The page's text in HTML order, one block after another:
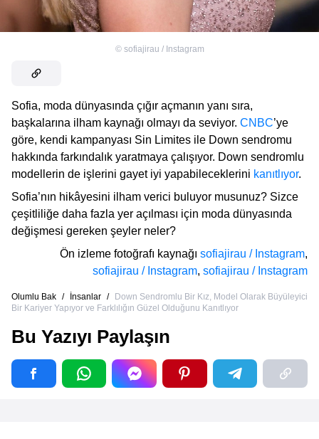
© sofiajirau / Instagram
Sofia, moda dünyasında çığır açmanın yanı sıra,
başkalarına ilham kaynağı olmayı da seviyor. CNBC’ye
göre, kendi kampanyası Sin Limites ile Down sendromu
hakkında farkındalık yaratmaya çalışıyor. Down sendromlu
modellerin de işlerini gayet iyi yapabileceklerini kanıtlıyor.
Sofia’nın hikâyesini ilham verici buluyor musunuz? Sizce
çeşitliliğe daha fazla yer açılması için moda dünyasında
değişmesi gereken şeyler neler?
Ön izleme fotoğrafı kaynağı sofiajirau / Instagram,
sofiajirau / Instagram, sofiajirau / Instagram
Olumlu Bak / İnsanlar /
Down Sendromlu Bir Kız, Model Olarak Büyüleyici
Bir Kariyer Yapıyor ve Farklılığın Güzel Olduğunu Kanıtlıyor
Bu Yazıyı Paylaşın